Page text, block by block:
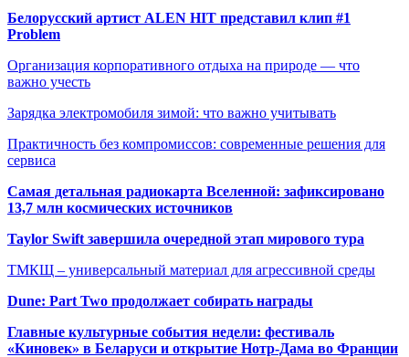
Белорусский артист ALEN HIT представил клип #1
Problem
Организация корпоративного отдыха на природе — что
важно учесть
Зарядка электромобиля зимой: что важно учитывать
Практичность без компромиссов: современные решения для
сервиса
Самая детальная радиокарта Вселенной: зафиксировано
13,7 млн космических источников
Taylor Swift завершила очередной этап мирового тура
ТМКЩ – универсальный материал для агрессивной среды
Dune: Part Two продолжает собирать награды
Главные культурные события недели: фестиваль
«Киновек» в Беларуси и открытие Нотр-Дама во Франции